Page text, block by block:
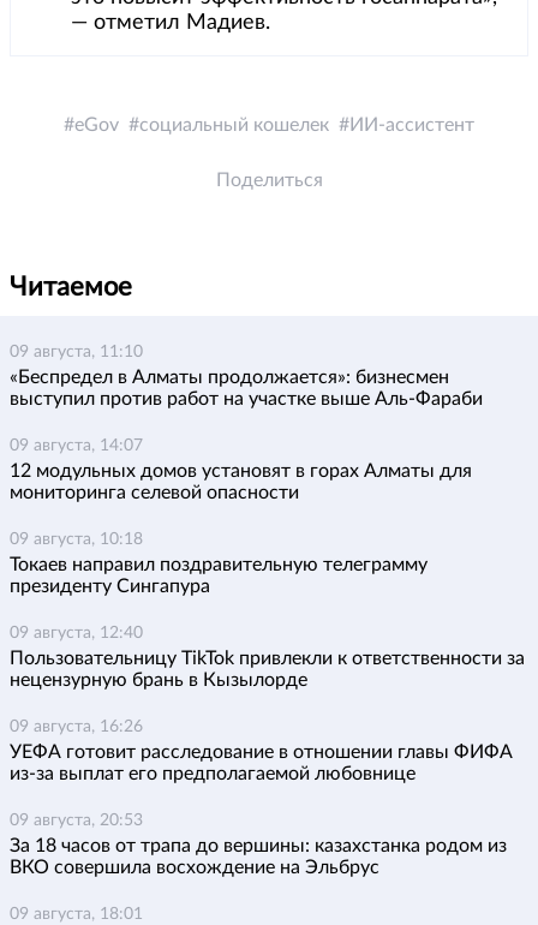
— отметил Мадиев.
eGov социальный кошелек ИИ-ассистент
Поделиться
Читаемое
09 августа, 11:10
«Беспредел в Алматы продолжается»: бизнесмен
выступил против работ на участке выше Аль-Фараби
09 августа, 14:07
12 модульных домов установят в горах Алматы для
мониторинга селевой опасности
09 августа, 10:18
Токаев направил поздравительную телеграмму
президенту Сингапура
09 августа, 12:40
Пользовательницу TikTok привлекли к ответственности за
нецензурную брань в Кызылорде
09 августа, 16:26
УЕФА готовит расследование в отношении главы ФИФА
из-за выплат его предполагаемой любовнице
09 августа, 20:53
За 18 часов от трапа до вершины: казахстанка родом из
ВКО совершила восхождение на Эльбрус
09 августа, 18:01